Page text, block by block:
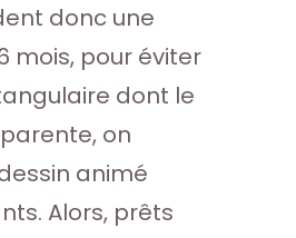
donc une
mois, pour éviter
dont le
on
animé
Alors, prêts